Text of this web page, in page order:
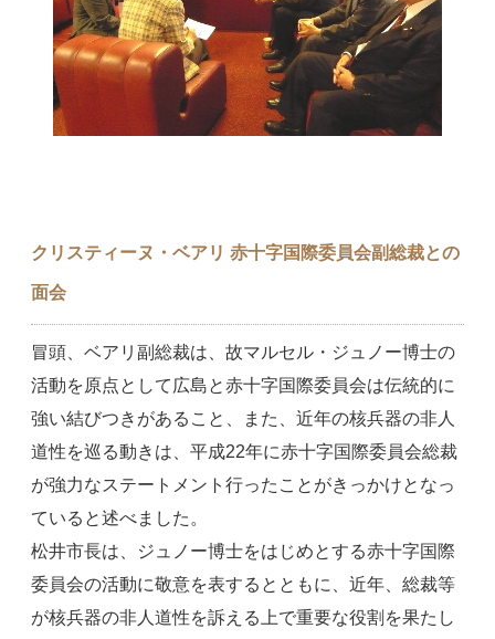
クリスティーヌ・ベアリ 赤十字国際委員会副総裁との
面会
冒頭、ベアリ副総裁は、故マルセル・ジュノー博士の
活動を原点として広島と赤十字国際委員会は伝統的に
強い結びつきがあること、また、近年の核兵器の非人
道性を巡る動きは、平成22年に赤十字国際委員会総裁
が強力なステートメント行ったことがきっかけとなっ
ていると述べました。
松井市長は、ジュノー博士をはじめとする赤十字国際
委員会の活動に敬意を表するとともに、近年、総裁等
が核兵器の非人道性を訴える上で重要な役割を果たし